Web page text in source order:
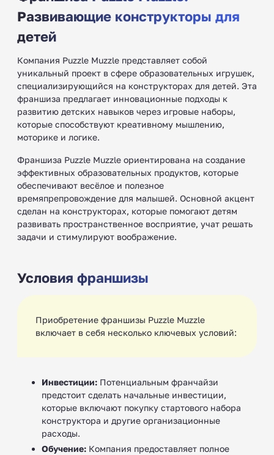
Развивающие конструкторы для
детей
Компания Puzzle Muzzle представляет собой
уникальный проект в сфере образовательных игрушек,
специализирующийся на конструкторах для детей. Эта
франшиза предлагает инновационные подходы к
развитию детских навыков через игровые наборы,
которые способствуют креативному мышлению,
моторике и логике.
Франшиза Puzzle Muzzle ориентирована на создание
эффективных образовательных продуктов, которые
обеспечивают весёлое и полезное
времяпрепровождение для малышей. Основной акцент
сделан на конструкторах, которые помогают детям
развивать пространственное восприятие, учат решать
задачи и стимулируют воображение.
Условия франшизы
Приобретение франшизы Puzzle Muzzle
включает в себя несколько ключевых условий:
Инвестиции: Потенциальным франчайзи
предстоит сделать начальные инвестиции,
которые включают покупку стартового набора
конструктора и другие организационные
расходы.
Обучение: Компания предоставляет полное